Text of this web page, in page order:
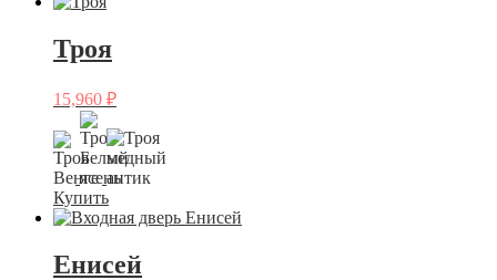
Троя
15,960 ₽
Купить
Енисей